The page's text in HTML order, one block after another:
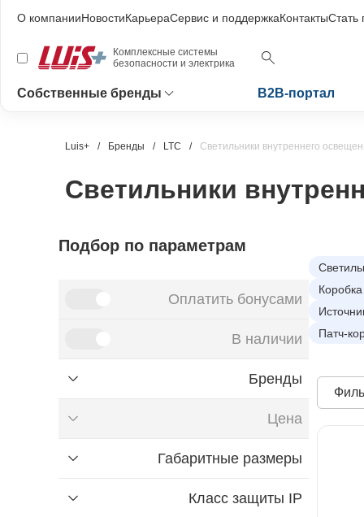
О компанииНовостиКарьераСервис и поддержкаКонтактыСтать
Комплексные системы
безопасности и электрика
Собственные бренды B2B-портал
Luis+ Бренды LTC Светильники внутреннего
Светильники
Подбор по параметрам
Оплатить бонусами
В наличии
Бренды
Цена
от
₽
до
Габаритные размеры
Найти
Класс защиты IP
Патч-